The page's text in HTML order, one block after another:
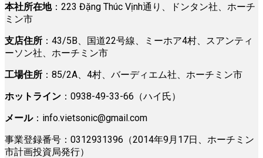
本社所在地：223 Đặng Thúc Vịnh通り、ドンタン社、ホーチ
ミン市
支店住所 ：43/5B、国道22号線、ミーホア4村、スアンティ
ーソン社、ホーチミン市
工場住所 ：85/2A、4村、バーディエム社、ホーチミン市
ホットライン ：0938-49-33-66（ハイ氏）
メール： info.vietsonic@gmail.com
事業登録番号：0312931396（2014年9月17日、ホーチミン
市計画投資局発行）